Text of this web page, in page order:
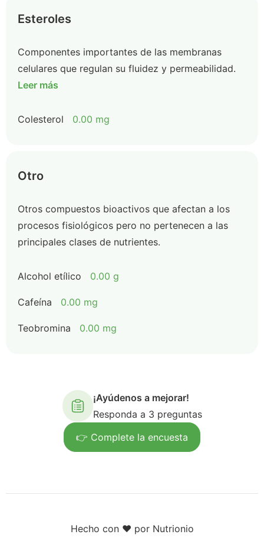
Esteroles
Componentes importantes de las membranas
celulares que regulan su fluidez y permeabilidad.
Leer más
Colesterol 0.00 mg
Otro
Otros compuestos bioactivos que afectan a los
procesos fisiológicos pero no pertenecen a las
principales clases de nutrientes.
Alcohol etílico 0.00 g
Cafeína 0.00 mg
Teobromina 0.00 mg
¡Ayúdenos a mejorar!
Responda a 3 preguntas
👉 Complete la encuesta
Hecho con ❤️ por Nutrionio